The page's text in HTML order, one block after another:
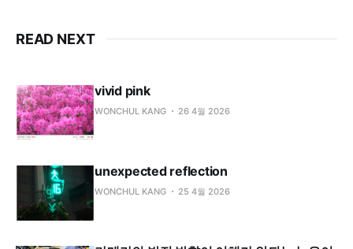
READ NEXT
vivid pink
WONCHUL KANG 26 4월 2026
unexpected reflection
WONCHUL KANG 25 4월 2026